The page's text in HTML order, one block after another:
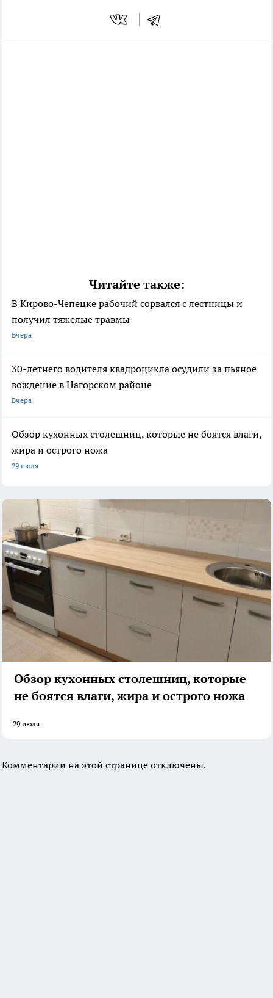
Читайте также:
В Кирово-Чепецке рабочий сорвался с лестницы и
получил тяжелые травмы
Вчера
30-летнего водителя квадроцикла осудили за пьяное
вождение в Нагорском районе
Вчера
Обзор кухонных столешниц, которые не боятся влаги,
жира и острого ножа
29 июля
Обзор кухонных столешниц, которые
не боятся влаги, жира и острого ножа
29 июля
Комментарии на этой странице отключены.